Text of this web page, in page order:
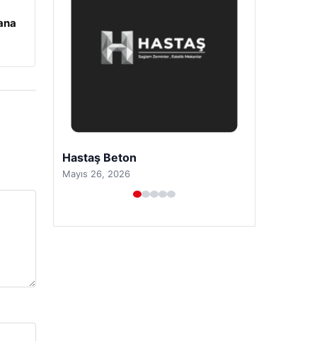
Hastaş Beton
Mayıs 26, 2026